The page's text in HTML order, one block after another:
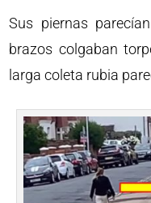
Sus piernas
brazos colgaban
larga coleta rubia